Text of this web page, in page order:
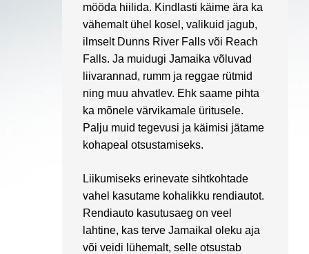
mööda hiilida. Kindlasti käime ära ka
vähemalt ühel kosel, valikuid jagub,
ilmselt Dunns River Fallsvõi Reach
Falls. Ja muidugi Jamaika võluvad
liivarannad, rumm ja reggae rütmid
ning muu ahvatlev. Ehk saame pihta
ka mõnele värvikamale üritusele.
Palju muid tegevusi ja käimisi jätame
kohapeal otsustamiseks.
Liikumiseks erinevate sihtkohtade
vahel kasutame kohalikku rendiautot.
Rendiauto kasutusaeg on veel
lahtine, kas terve Jamaikal oleku aja
või veidi lühemalt, selle otsustab